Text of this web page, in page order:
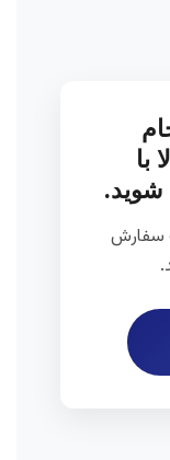
با
شوید.
سفارش